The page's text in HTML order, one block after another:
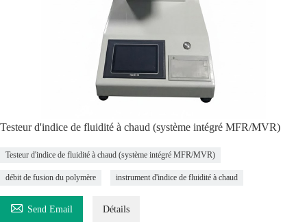
Testeur d'indice de fluidité à chaud (système intégré MFR/MVR)
Testeur d'indice de fluidité à chaud (système intégré MFR/MVR)
débit de fusion du polymère instrument d'indice de fluidité à chaud
 Send Email Détails